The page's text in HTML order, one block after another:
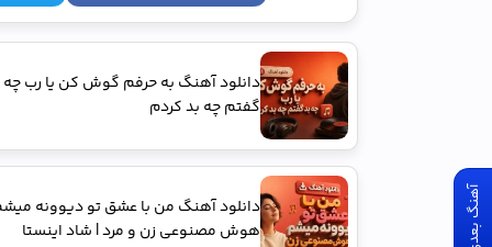
آهنگ بعدی
دانلود آهنگ به حرفم گوش کن یا رب چه
گفتم چه بد کردم
دانلود آهنگ من با عشق تو دیوونه
هوش مصنوعی زن و مرد | شاد اینستا